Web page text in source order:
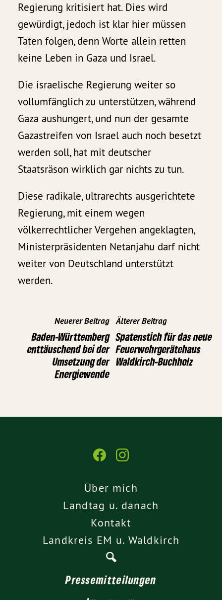
Regierung kritisiert hat. Dies wird
gewürdigt, jedoch ist klar hier müssen
Taten folgen, denn Worte allein retten
keine Leben in Gaza und Israel.
Die israelische Regierung weiter so
vollumfänglich zu unterstützen, während
Gaza aushungert, und nun der gesamte
Gazastreifen von Israel auch noch besetzt
werden soll, hat mit deutscher
Staatsräson wirklich gar nichts zu tun.
Diese radikale, ultrarechts ausgerichtete
Regierung, mit einem wegen
völkerrechtlicher Vergehen angeklagten,
Ministerpräsidenten Netanjahu darf nicht
weiter von Deutschland unterstützt
werden.
Neuerer Beitrag
Baden-Württemberg
enttäuschend bei der
Umsetzung der
Energiewende
Älterer Beitrag
Spatenstich für das neue
Feuerwehrgerätehaus
Waldkirch-Buchholz
Über mich
Landtag u. danach
Kontakt
Landkreis EM u. Waldkirch
Pressemitteilungen